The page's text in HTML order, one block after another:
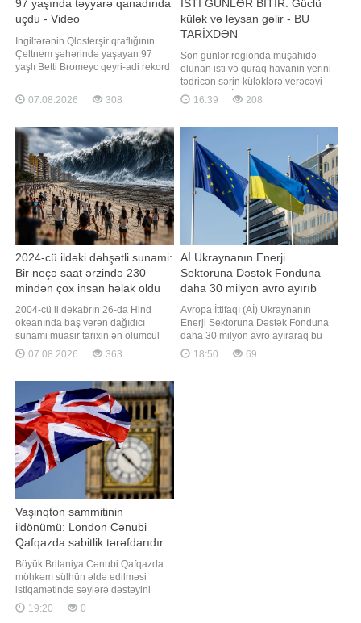
97 yaşında təyyarə qanadında
uçdu - Video
İngiltərənin Qlosterşir qraflığının
Çeltnem şəhərində yaşayan 97
yaşlı Betti Bromeyc qeyri-adi rekord
xəbər verir ki, 2025-ci ildə insult
keçirməsinə baxmayaraq, o,
yaşlı qadın kimi "Ginnesin
Rekordlar Kitabı"na düşüb
07.08.2026 308
İSTİ GÜNLƏR BİTİR: Güclü
külək və leysan gəlir - BU
TARİXDƏN
Son günlər regionda müşahidə
olunan isti və quraq havanın yerini
tədricən sərin küləklərə verəcəyi
gözlənilir. BİG.AZ -a istinadla xəbər
verir ki, hava tətbiqi proqramlarında
temperaturun düşəcəyi qeyd edilir.
Xüsusilə gələn həftənin sonu iki
gün yağış yağacağı
proqnozlaşdırılır
16:39 208
2024-cü ildəki dəhşətli sunami:
Bir neçə saat ərzində 230
mindən çox insan həlak oldu
2004-cü il dekabrın 26-da Hind
okeanında baş verən dağıdıcı
sunami müasir tarixin ən ölümcül
təbii fəlakətlərindən birinə çevrilib.
Qaynarinfo xəbər verir ki, fəlakət
çox insan həyatını itirib. Tailand isə
ən çox zərər çəkən ölkələrdən biri
olub. Fəlakət necə başladı?
07.08.2026 363
Aİ Ukraynanın Enerji
Sektoruna Dəstək Fonduna
daha 30 milyon avro ayırıb
Avropa İttifaqı (Aİ) Ukraynanın
Enerji Sektoruna Dəstək Fonduna
daha 30 milyon avro ayıraraq bu
çərçivədə yardımının ümumi
həcmini 279 milyon avroya çatdırıb.
18:50 69
Vaşinqton sammitinin
ildönümü: London Cənubi
Qafqazda sabitlik tərəfdarıdır
Böyük Britaniya Cənubi Qafqazda
möhkəm sülhün əldə edilməsi
istiqamətində səylərə dəstəyini
təsdiqləyib. xəbər verir ki, bu
barədə Böyük Britaniyanın
19:20 0